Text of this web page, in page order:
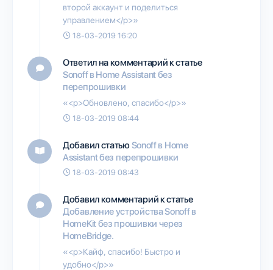
второй аккаунт и поделиться
управлением</p>»
18-03-2019 16:20
Ответил на комментарий к статье
Sonoff в Home Assistant без
перепрошивки
«<p>Обновлено, спасибо</p>»
18-03-2019 08:44
Добавил статьюSonoff в Home
Assistant без перепрошивки
18-03-2019 08:43
Добавил комментарий к статье
Добавление устройства Sonoff в
HomeKit без прошивки через
HomeBridge.
«<p>Кайф, спасибо! Быстро и
удобно</p>»